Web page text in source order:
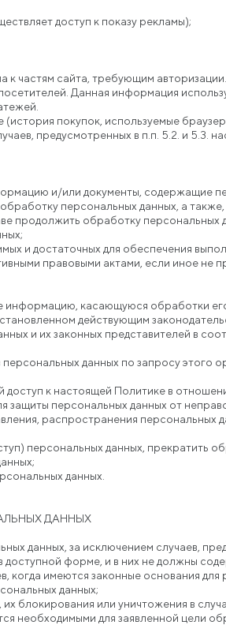
доступ к показу рекламы);
к частям сайта, требующим авторизации.
Данная информация
покупок, используемые
предусмотренных в п.п. 5.2. и 5.3.
и/или документы, содержащие
персональных данных, а
обработку персональных
и достаточных для обеспечения
правовыми актами, если иное не
информацию, касающуюся обработки
действующим
и их законных представителей в
данных по запросу этого
к настоящей Политике в
персональных данных от
распространения персональных
персональных данных, прекратить
данных.
ДАННЫХ
данных, за исключением случаев,
форме, и в них не должны
когда имеются законные основания
данных;
блокирования или уничтожения в
необходимыми для заявленной цели